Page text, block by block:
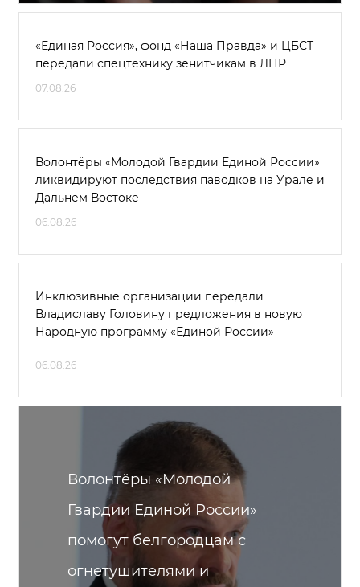
«Единая Россия», фонд «Наша Правда» и ЦБСТ
передали спецтехнику зенитчикам в ЛНР
07.08.26
Волонтёры «Молодой Гвардии Единой России»
ликвидируют последствия паводков на Урале и
Дальнем Востоке
06.08.26
Инклюзивные организации передали
Владиславу Головину предложения в новую
Народную программу «Единой России»
06.08.26
Волонтёры «Молодой
Гвардии Единой России»
помогут белгородцам с
огнетушителями и